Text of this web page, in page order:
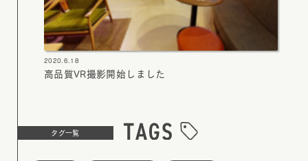
2020.6.18
高品質VR撮影開始しました
タグ一覧